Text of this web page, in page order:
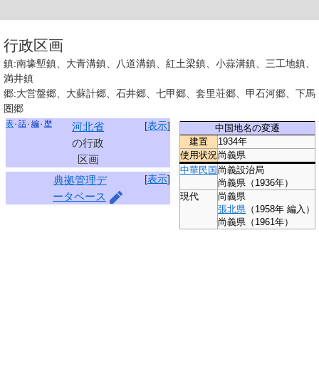
行政区画
鎮:南壕塹鎮、大青溝鎮、八道溝鎮、紅土梁鎮、小蒜溝鎮、三工地鎮、
満井鎮
郷:大営盤郷、大蘇計郷、石井郷、七甲郷、套里荘郷、甲石河郷、下馬
圏郷
中国地名の変遷
建置
1934年
使用状況 尚義県
中華民国 尚義設治局
尚義県 （1936年）
現代
尚義県
張北県 （1958年 編入）
尚義県 （1961年）
[表示]
表 話 編 歴
河北省
の行政
区画
[表示]
典拠管理デ
ータベース